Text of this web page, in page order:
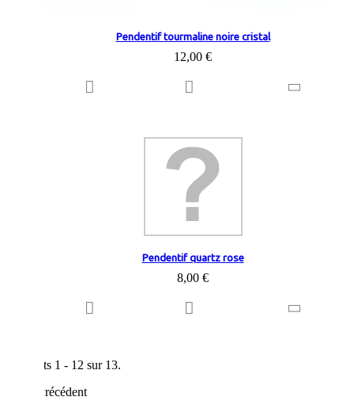
Pendentif tourmaline noire cristal
12,00 €
Pendentif quartz rose
8,00 €
Résultats 1 - 12 sur 13.
Précédent